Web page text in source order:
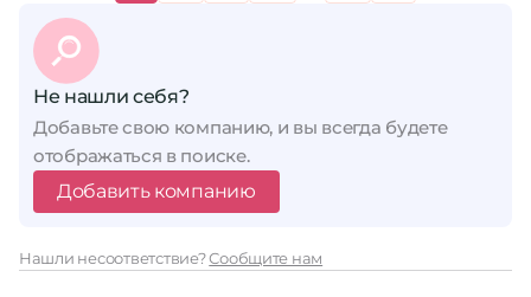
Не нашли себя?
Добавьте свою компанию, и вы всегда будете
отображаться в поиске.
Добавить компанию
Нашли несоответствие?Сообщите нам